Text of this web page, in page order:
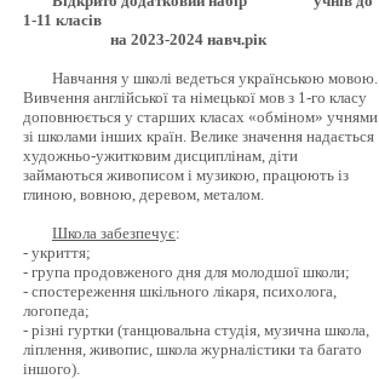
1-11 класів
на 2023-2024 навч.рік
Навчання у школі ведеться українською мовою.
Вивчення англійської та німецької мов з 1-го класу
доповнюється у старших класах «обміном» учнями
зі школами інших країн. Велике значення надається
художньо-ужитковим дисциплінам, діти
займаються живописом і музикою, працюють із
глиною, вовною, деревом, металом.
Школа забезпечує:
- укриття;
- група продовженого дня для молодшої школи;
- спостереження шкільного лікаря, психолога,
логопеда;
- різні гуртки (танцювальна студія, музична школа,
ліплення, живопис, школа журналістики та багато
іншого).